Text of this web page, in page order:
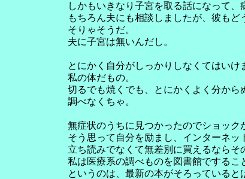
しかもいきなり子宮を取る話になって、
もちろん夫にも相談しましたが、彼もど
そりゃそうだ。
夫に子宮は無いんだし。
とにかく自分がしっかりしなくてはいけ
私の体だもの。
切るでも焼くでも、とにかくよく分から
調べなくちゃ。
無症状のうちに見つかったのでショック
そう思って自分を励まし、インターネッ
立ち読みでなくて無差別に買えるならそ
私は医療系の調べものを図書館でするこ
というのは、最新の本がそろっていると